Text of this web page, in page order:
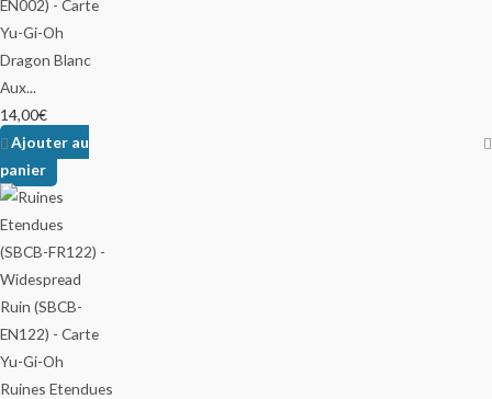
Dragon Blanc
Aux...
14,00€
Ajouter au
panier
Ruines Etendues